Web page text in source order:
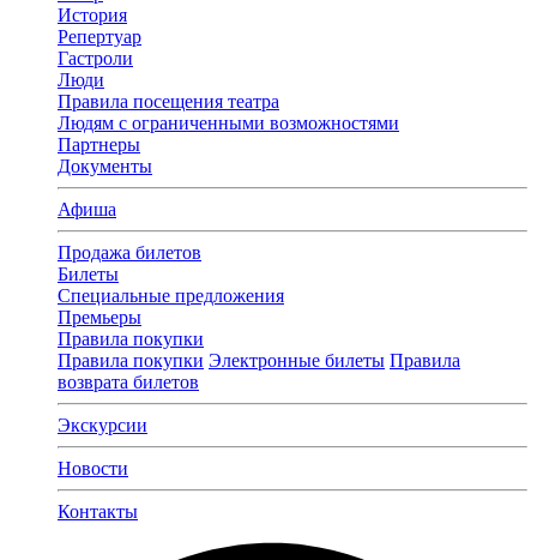
История
Репертуар
Гастроли
Люди
Правила посещения театра
Людям с ограниченными возможностями
Партнеры
Документы
Афиша
Продажа билетов
Билеты
Специальные предложения
Премьеры
Правила покупки
Правила покупки Электронные билеты Правила
возврата билетов
Экскурсии
Новости
Контакты